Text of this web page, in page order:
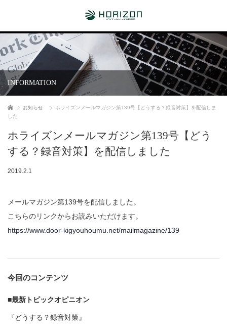
INFORMATION
ホーム お知らせ
ホライズンメールマガジン第139号【どうする？録音対策】を配信しま
した
ホライズンメールマガジン第139号【どう
する？録音対策】を配信しました
2019.2.1
メールマガジン第139号を配信しました。
こちらのリンクからお読みいただけます。
https://www.door-kigyouhoumu.net/mailmagazine/139
今回のコンテンツ
■最新トピックオピニオン
『どうする？録音対策』